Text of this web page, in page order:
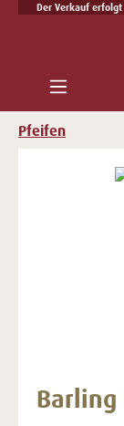
Zum Hauptinhalt
Der Verkauf
Pfeifen
Bildergalerie
Barling